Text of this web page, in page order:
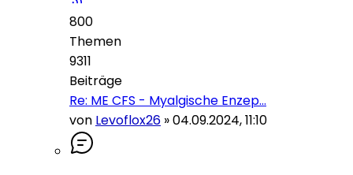
800
Themen
9311
Beiträge
Re: ME CFS - Myalgische Enzep…
von Levoflox26 »04.09.2024, 11:10